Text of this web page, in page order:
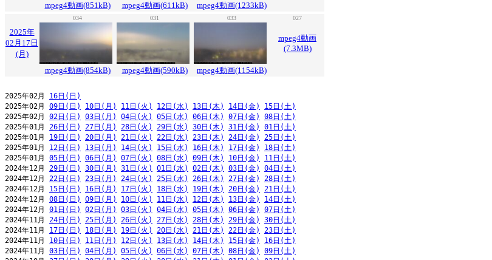
mpeg4動画(851kB) mpeg4動画(611kB) mpeg4動画(1233kB)
034 031 033 027
2025年
02月17日
(月)
mpeg4動画
(7.3MB)
mpeg4動画(854kB) mpeg4動画(590kB) mpeg4動画(1154kB)
2025年02月 16日(日)
2025年02月 09日(日) 10日(月) 11日(火) 12日(水) 13日(木) 14日(金)
15日(土)
2025年02月 02日(日) 03日(月) 04日(火) 05日(水) 06日(木) 07日(金)
08日(土)
2025年01月 26日(日) 27日(月) 28日(火) 29日(水) 30日(木) 31日(金)
01日(土)
2025年01月 19日(日) 20日(月) 21日(火) 22日(水) 23日(木) 24日(金)
25日(土)
2025年01月 12日(日) 13日(月) 14日(火) 15日(水) 16日(木) 17日(金)
18日(土)
2025年01月 05日(日) 06日(月) 07日(火) 08日(水) 09日(木) 10日(金)
11日(土)
2024年12月 29日(日) 30日(月) 31日(火) 01日(水) 02日(木) 03日(金)
04日(土)
2024年12月 22日(日) 23日(月) 24日(火) 25日(水) 26日(木) 27日(金)
28日(土)
2024年12月 15日(日) 16日(月) 17日(火) 18日(水) 19日(木) 20日(金)
21日(土)
2024年12月 08日(日) 09日(月) 10日(火) 11日(水) 12日(木) 13日(金)
14日(土)
2024年12月 01日(日) 02日(月) 03日(火) 04日(水) 05日(木) 06日(金)
07日(土)
2024年11月 24日(日) 25日(月) 26日(火) 27日(水) 28日(木) 29日(金)
30日(土)
2024年11月 17日(日) 18日(月) 19日(火) 20日(水) 21日(木) 22日(金)
23日(土)
2024年11月 10日(日) 11日(月) 12日(火) 13日(水) 14日(木) 15日(金)
16日(土)
2024年11月 03日(日) 04日(月) 05日(火) 06日(水) 07日(木) 08日(金)
09日(土)